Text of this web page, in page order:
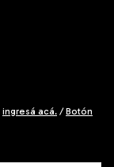
ingresá acá. / Botón